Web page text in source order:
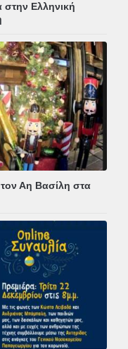
στην Ελληνική
Αη Βασίλη στα